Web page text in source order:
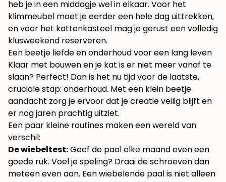
heb je in een middagje wel in elkaar. Voor het
klimmeubel moet je eerder een hele dag uittrekken,
en voor het kattenkasteel mag je gerust een volledig
klusweekend reserveren.
Een beetje liefde en onderhoud voor een lang leven
Klaar met bouwen en je kat is er niet meer vanaf te
slaan? Perfect! Dan is het nu tijd voor de laatste,
cruciale stap: onderhoud. Met een klein beetje
aandacht zorg je ervoor dat je creatie veilig blijft en
er nog jaren prachtig uitziet.
Een paar kleine routines maken een wereld van
verschil:
De wiebeltest:Geef de paal elke maand even een
goede ruk. Voel je speling? Draai de schroeven dan
meteen even aan. Een wiebelende paal is niet alleen